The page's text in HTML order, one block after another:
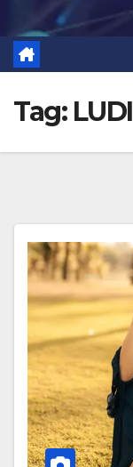
Tag: LUDI